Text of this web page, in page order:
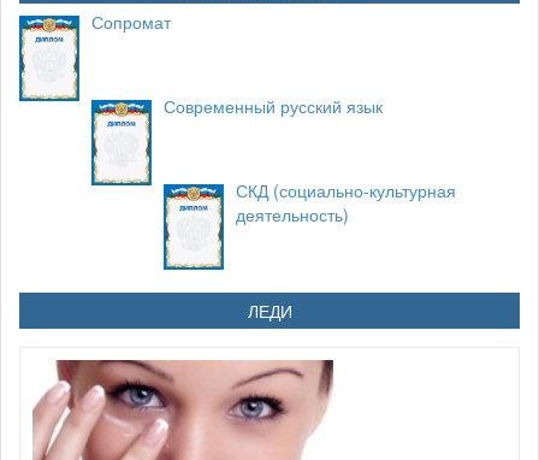
Сопромат
Современный русский язык
СКД (социально-культурная
деятельность)
ЛЕДИ